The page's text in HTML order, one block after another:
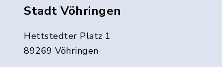
Stadt Vöhringen
Hettstedter Platz 1
89269 Vöhringen